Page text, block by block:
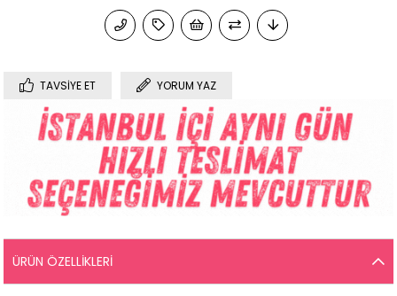
TAVSIYE ET YORUM YAZ
ÜRÜN ÖZELLIKLERI